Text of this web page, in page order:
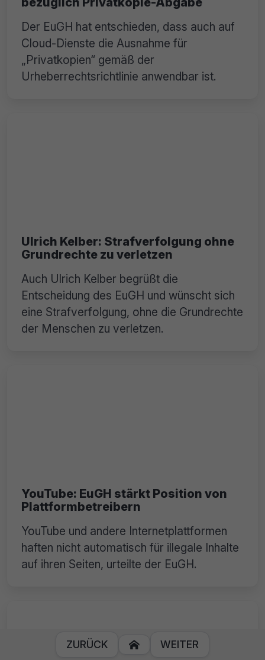
Der EuGH hat entschieden, dass auch auf
Cloud-Dienste die Ausnahme für
„Privatkopien“ gemäß der
Urheberrechtsrichtlinie anwendbar ist.
Ulrich Kelber: Strafverfolgung ohne
Grundrechte zu verletzen
Auch Ulrich Kelber begrüßt die
Entscheidung des EuGH und wünscht sich
eine Strafverfolgung, ohne die Grundrechte
der Menschen zu verletzen.
YouTube: EuGH stärkt Position von
Plattformbetreibern
YouTube und andere Internetplattformen
haften nicht automatisch für illegale Inhalte
auf ihren Seiten, urteilte der EuGH.
ZURÜCK  WEITER